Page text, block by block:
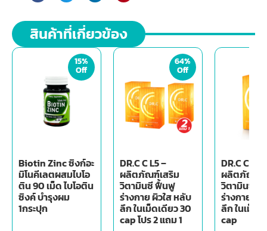
สินค้าที่เกี่ยวข้อง
Biotin Zinc ซิงก์อะ
มิโนคีเลตผสมไบโอ
ติน 90 เม็ด ไบโอติน
ซิงค์ บำรุงผม
1กระปุก
15%
Off
DR.C C L5 –
ผลิตภัณฑ์เสริม
วิตามินซี ฟื้นฟู
ร่างกาย ผิวใส หลับ
ลึก ในเม็ดเดียว 30
cap โปร 2 แถม 1
64%
Off
DR.C C L5 –
ผลิตภัณฑ์เ
วิตามินซี
ร่างกาย ผิ
ลึก ในเม็ด
cap